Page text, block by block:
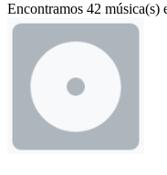
Encontramos 42 música(s)